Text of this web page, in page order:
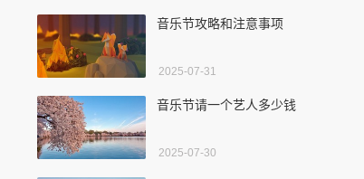
音乐节攻略和注意事项
2025-07-31
音乐节请一个艺人多少钱
2025-07-30